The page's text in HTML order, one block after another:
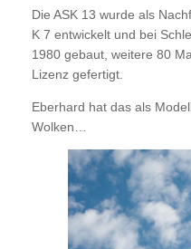
Die ASK 13 wurde als
K 7 entwickelt und bei
1980 gebaut, weitere 80
Lizenz gefertigt.
Eberhard hat das als
Wolken…